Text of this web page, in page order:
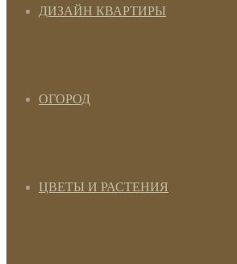
ДИЗАЙН КВАРТИРЫ
ОГОРОД
ЦВЕТЫ И РАСТЕНИЯ